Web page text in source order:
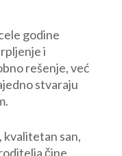
godine
i
rešenje, već
stvaraju
kvalitetan san,
čine